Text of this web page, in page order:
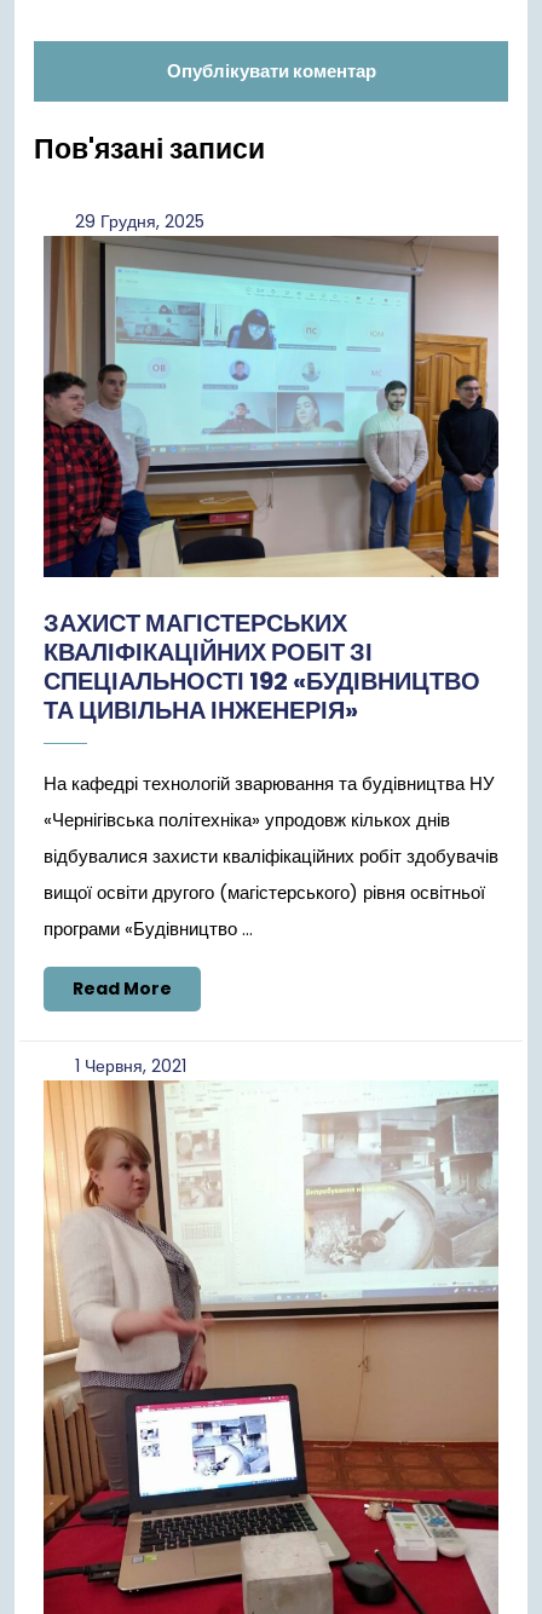
Пов'язані записи
29 Грудня, 202529
Грудня,
2025
ЗАХИСТ МАГІСТЕРСЬКИХ
КВАЛІФІКАЦІЙНИХ РОБІТ ЗІ
СПЕЦІАЛЬНОСТІ 192 «БУДІВНИЦТВО
ТА ЦИВІЛЬНА ІНЖЕНЕРІЯ»
На кафедрі технологій зварювання та будівництва НУ
«Чернігівська політехніка» упродовж кількох днів
відбувалися захисти кваліфікаційних робіт здобувачів
вищої освіти другого (магістерського) рівня освітньої
програми «Будівництво ...
Read More
More
1 Червня, 20211
Червня,
2021